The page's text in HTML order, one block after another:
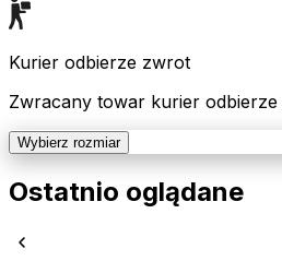
Kurier odbierze zwrot
Zwracany towar kurier
Wybierz rozmiar
Ostatnio oglądane